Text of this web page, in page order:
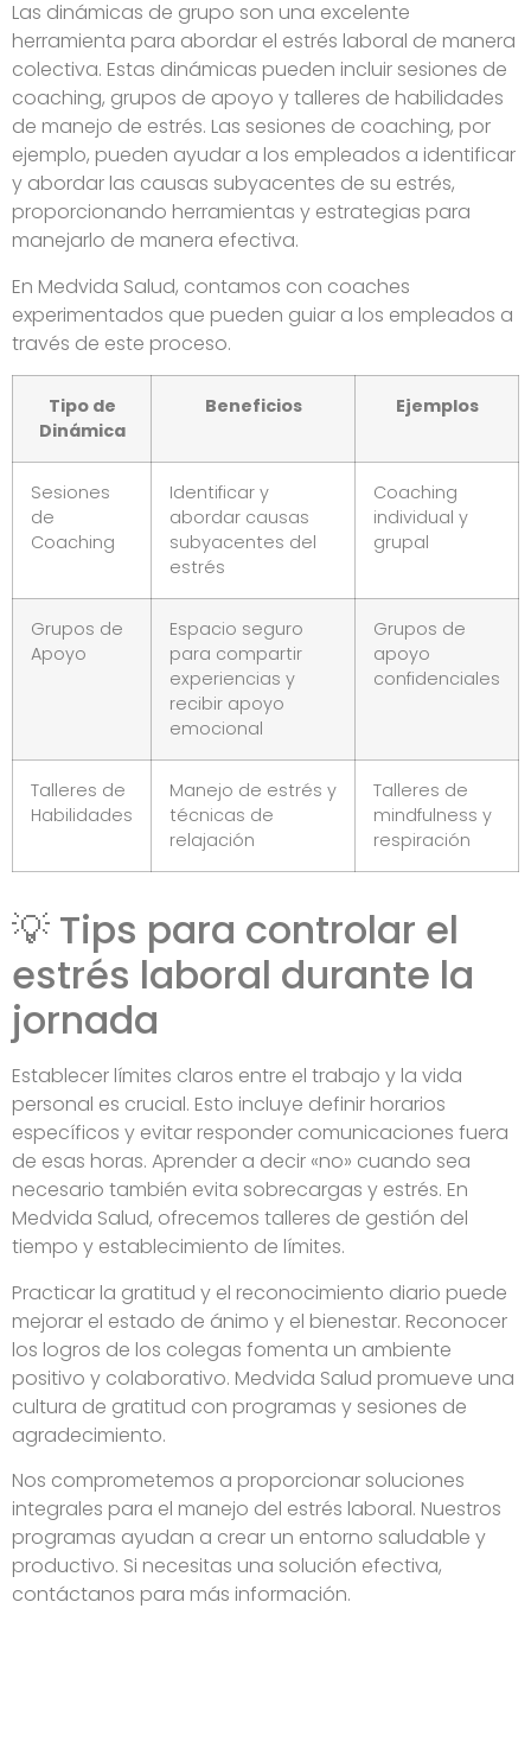
Las dinámicas de grupo son una excelente
herramienta para abordar el estrés laboral de manera
colectiva. Estas dinámicas pueden incluir sesiones de
coaching, grupos de apoyo y talleres de habilidades
de manejo de estrés. Las sesiones de coaching, por
ejemplo, pueden ayudar a los empleados a identificar
y abordar las causas subyacentes de su estrés,
proporcionando herramientas y estrategias para
manejarlo de manera efectiva.
En Medvida Salud, contamos con coaches
experimentados que pueden guiar a los empleados a
través de este proceso.
Tipo de
Dinámica
Beneficios Ejemplos
Sesiones
de
Coaching
Identificar y
abordar causas
subyacentes del
estrés
Coaching
individual y
grupal
Grupos de
Apoyo
Espacio seguro
para compartir
experiencias y
recibir apoyo
emocional
Grupos de
apoyo
confidenciales
Talleres de
Habilidades
Manejo de estrés y
técnicas de
relajación
Talleres de
mindfulness y
respiración
💡 Tips para controlar el
estrés laboral durante la
jornada
Establecer límites claros entre el trabajo y la vida
personal es crucial. Esto incluye definir horarios
específicos y evitar responder comunicaciones fuera
de esas horas. Aprender a decir «no» cuando sea
necesario también evita sobrecargas y estrés. En
Medvida Salud, ofrecemos talleres de gestión del
tiempo y establecimiento de límites.
Practicar la gratitud y el reconocimiento diario puede
mejorar el estado de ánimo y el bienestar. Reconocer
los logros de los colegas fomenta un ambiente
positivo y colaborativo. Medvida Salud promueve una
cultura de gratitud con programas y sesiones de
agradecimiento.
Nos comprometemos a proporcionar soluciones
integrales para el manejo del estrés laboral. Nuestros
programas ayudan a crear un entorno saludable y
productivo. Si necesitas una solución efectiva,
contáctanos para más información.